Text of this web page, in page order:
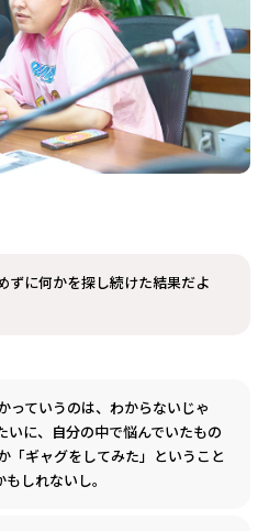
ずに何かを探し続けた結果だよ
っていうのは、わからないじゃ
いに、自分の中で悩んでいたもの
「ギャグをしてみた」ということ
しれないし。